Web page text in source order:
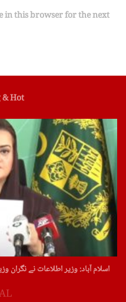
in this browser for the next
Hot
اسلام آباد: وزیر اطلاعات نے